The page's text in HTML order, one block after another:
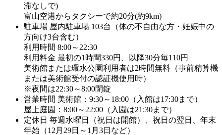
滞なしで)
富山空港からタクシーで約20分(約9km)
駐車場 屋内駐車場 103台（体の不自由な方・妊娠中の
方向け3台含む）
利用時間 8:00～22:30
利用料金 最初の1時間330円、以降30分毎110円
美術館または環水公園利用者は2時間無料（事前精算機
または美術館受付の認証機使用時）
※夜間は22:30～8:00閉錠
営業時間 美術館：9:30～18:00（入館は17:30まで）
屋上庭園：8:00～22:00（入園は21:30まで）
定休日 毎週水曜日（祝日は開館）、祝日の翌日、年末
年始（12月29日～1月3日など）